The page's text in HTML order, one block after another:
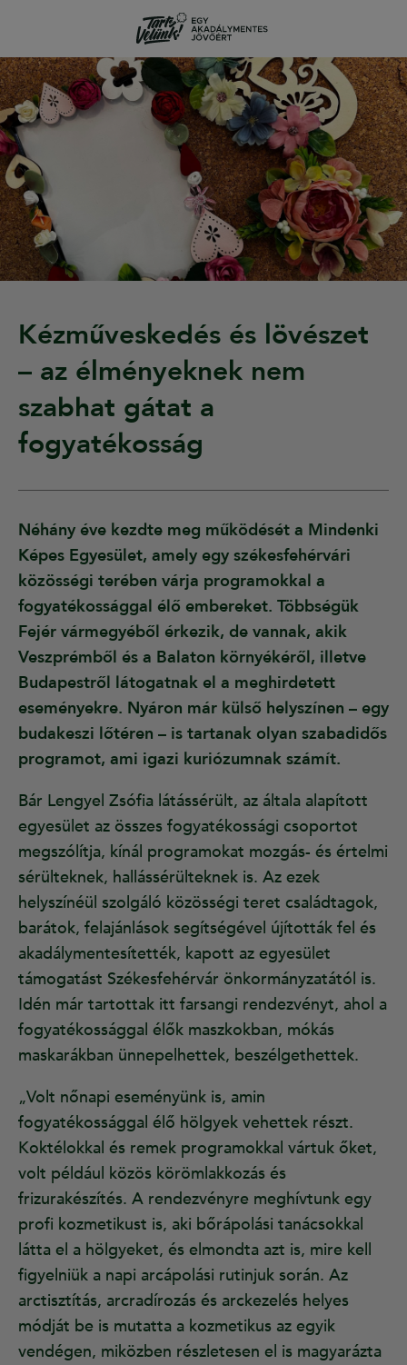
Kézműveskedés és lövészet
– az élményeknek nem
szabhat gátat a
fogyatékosság
Néhány éve kezdte meg működését a Mindenki
Képes Egyesület, amely egy székesfehérvári
közösségi terében várja programokkal a
fogyatékossággal élő embereket. Többségük
Fejér vármegyéből érkezik, de vannak, akik
Veszprémből és a Balaton környékéről, illetve
Budapestről látogatnak el a meghirdetett
eseményekre. Nyáron már külső helyszínen – egy
budakeszi lőtéren – is tartanak olyan szabadidős
programot, ami igazi kuriózumnak számít.
Bár Lengyel Zsófia látássérült, az általa alapított
egyesület az összes fogyatékossági csoportot
megszólítja, kínál programokat mozgás- és értelmi
sérülteknek, hallássérülteknek is. Az ezek
helyszínéül szolgáló közösségi teret családtagok,
barátok, felajánlások segítségével újították fel és
akadálymentesítették, kapott az egyesület
támogatást Székesfehérvár önkormányzatától is.
Idén már tartottak itt farsangi rendezvényt, ahol a
fogyatékossággal élők maszkokban, mókás
maskarákban ünnepelhettek, beszélgethettek.
„Volt nőnapi eseményünk is, amin
fogyatékossággal élő hölgyek vehettek részt.
Koktélokkal és remek programokkal vártuk őket,
volt például közös körömlakkozás és
frizurakészítés. A rendezvényre meghívtunk egy
profi kozmetikust is, aki bőrápolási tanácsokkal
látta el a hölgyeket, és elmondta azt is, mire kell
figyelniük a napi arcápolási rutinjuk során. Az
arctisztítás, arcradírozás és arckezelés helyes
módját be is mutatta a kozmetikus az egyik
vendégen, miközben részletesen el is magyarázta